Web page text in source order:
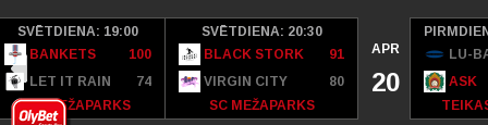
SVĒTDIENA: 19:00
BANKETS
100
LET IT RAIN
74
SC MEŽAPARKS
SVĒTDIENA: 20:30
BLACK STORK
91
VIRGIN CITY
80
SC MEŽAPARKS
APR
20
LU-
ASK